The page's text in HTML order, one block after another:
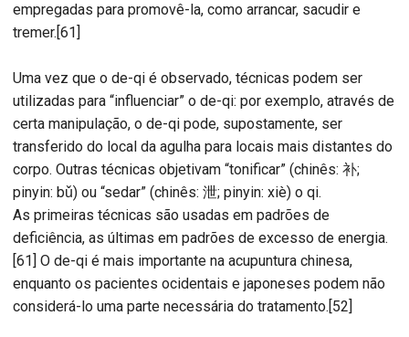
empregadas para promovê-la, como arrancar, sacudir e
tremer.[61]
Uma vez que o de-qi é observado, técnicas podem ser
utilizadas para “influenciar” o de-qi: por exemplo, através de
certa manipulação, o de-qi pode, supostamente, ser
transferido do local da agulha para locais mais distantes do
corpo. Outras técnicas objetivam “tonificar” (chinês: 补;
pinyin: bǔ) ou “sedar” (chinês: 泄; pinyin: xiè) o qi.
As primeiras técnicas são usadas em padrões de
deficiência, as últimas em padrões de excesso de energia.
[61] O de-qi é mais importante na acupuntura chinesa,
enquanto os pacientes ocidentais e japoneses podem não
considerá-lo uma parte necessária do tratamento.[52]